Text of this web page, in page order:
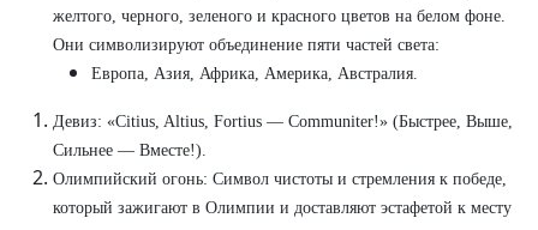
желтого, черного, зеленого и красного цветов на белом фоне.
Они символизируют объединение пяти частей света:
Европа, Азия, Африка, Америка, Австралия.
Девиз: «Citius, Altius, Fortius — Communiter!» (Быстрее, Выше,
Сильнее — Вместе!).
Олимпийский огонь: Символ чистоты и стремления к победе,
который зажигают в Олимпии и доставляют эстафетой к месту